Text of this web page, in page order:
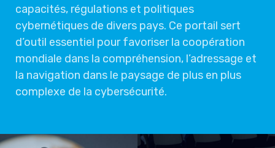
capacités, régulations et politiques
cybernétiques de divers pays. Ce portail sert
d’outil essentiel pour favoriser la coopération
mondiale dans la compréhension, l’adressage et
la navigation dans le paysage de plus en plus
complexe de la cybersécurité.